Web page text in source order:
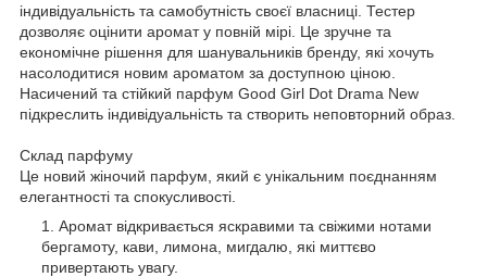
індивідуальність та самобутність своєї власниці. Тестер
дозволяє оцінити аромат у повній мірі. Це зручне та
економічне рішення для шанувальників бренду, які хочуть
насолодитися новим ароматом за доступною ціною.
Насичений та стійкий парфум Good Girl Dot Drama New
підкреслить індивідуальність та створить неповторний образ.
Склад парфуму
Це новий жіночий парфум, який є унікальним поєднанням
елегантності та спокусливості.
Аромат відкривається яскравими та свіжими нотами
бергамоту, кави, лимона, мигдалю, які миттєво
привертають увагу.